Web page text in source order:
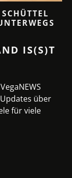
IS(S)T
über
für viele